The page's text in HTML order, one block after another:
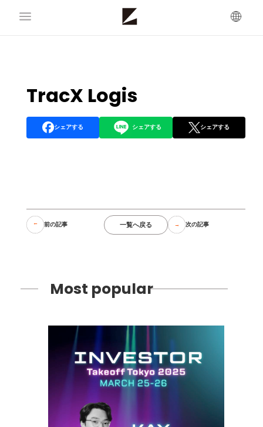
TracX Logis
シェアする シェアする シェアする
前の記事 一覧へ戻る 次の記事
Most popular